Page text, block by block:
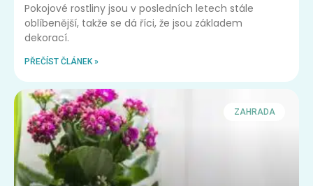
Pokojové rostliny jsou v posledních letech stále
oblíbenější, takže se dá říci, že jsou základem
dekorací.
PŘEČÍST ČLÁNEK »
ZAHRADA